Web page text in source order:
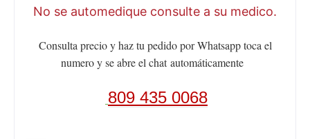
No se automedique consulte a su medico.
Consulta precio y haz tu pedido por Whatsapp toca el
numero y se abre el chatautomáticamente
809 435 0068